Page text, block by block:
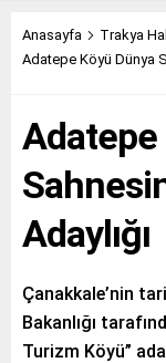
Anasayfa Trakya
Adatepe Köyü Dünya
Adatepe
Adaylığı
Çanakkale’nin
Bakanlığı
Turizm Köyü”